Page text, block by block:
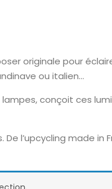
originale pour
ou italien…
conçoit ces
l’upcycling made in